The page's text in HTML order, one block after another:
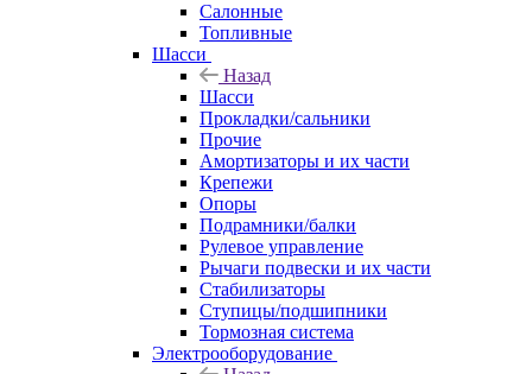
Салонные
Топливные
Шасси
Назад
Шасси
Прокладки/сальники
Прочие
Амортизаторы и их части
Крепежи
Опоры
Подрамники/балки
Рулевое управление
Рычаги подвески и их части
Стабилизаторы
Ступицы/подшипники
Тормозная система
Электрооборудование